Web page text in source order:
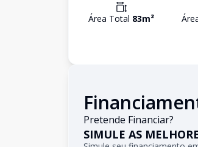
Área Total 83m²
Pretende Financiar?
SIMULE AS